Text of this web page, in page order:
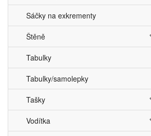
Sáčky na exkrementy
Štěně
Tabulky
Tabulky/samolepky
Tašky
Vodítka